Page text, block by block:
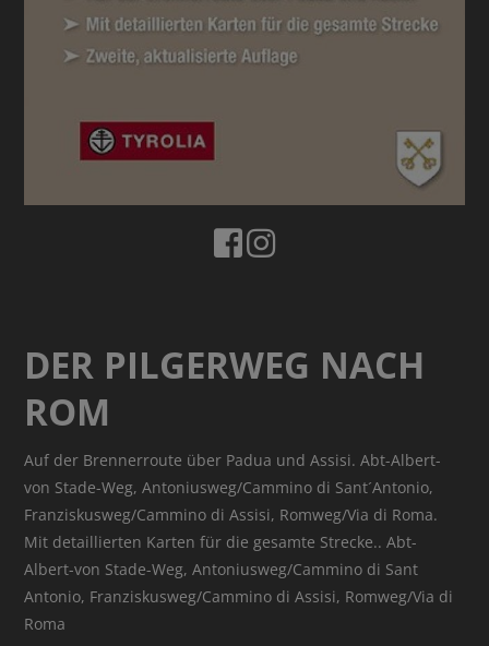
DER PILGERWEG NACH
ROM
Auf der Brennerroute über Padua und Assisi. Abt-Albert-
von Stade-Weg, Antoniusweg/Cammino di Sant´Antonio,
Franziskusweg/Cammino di Assisi, Romweg/Via di Roma.
Mit detaillierten Karten für die gesamte Strecke.. Abt-
Albert-von Stade-Weg, Antoniusweg/Cammino di Sant
Antonio, Franziskusweg/Cammino di Assisi, Romweg/Via di
Roma